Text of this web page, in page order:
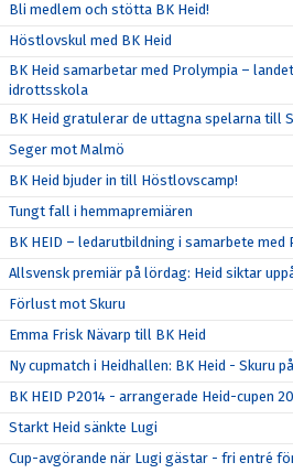
Bli medlem och stötta BK Heid!
Höstlovskul med BK Heid
BK Heid samarbetar med Prolympia –
idrottsskola
BK Heid gratulerar de uttagna spelarna till
Seger mot Malmö
BK Heid bjuder in till Höstlovscamp!
Tungt fall i hemmapremiären
BK HEID – ledarutbildning i samarbete med
Allsvensk premiär på lördag: Heid siktar
Förlust mot Skuru
Emma Frisk Nävarp till BK Heid
Ny cupmatch i Heidhallen: BK Heid - Skuru
BK HEID P2014 - arrangerade Heid-cupen
Starkt Heid sänkte Lugi
Cup-avgörande när Lugi gästar - fri entré